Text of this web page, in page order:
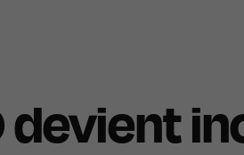
devient